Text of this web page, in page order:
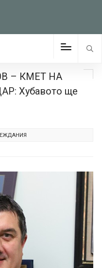
– КМЕТ НА
Хубавото ще